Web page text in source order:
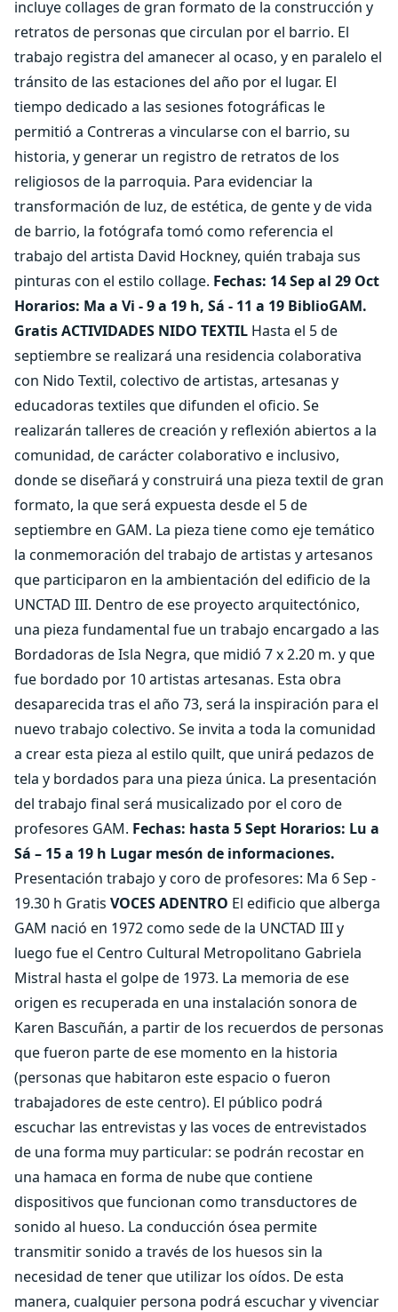
incluye collages de gran formato de la construcción y
retratos de personas que circulan por el barrio. El
trabajo registra del amanecer al ocaso, y en paralelo el
tránsito de las estaciones del año por el lugar. El
tiempo dedicado a las sesiones fotográficas le
permitió a Contreras a vincularse con el barrio, su
historia, y generar un registro de retratos de los
religiosos de la parroquia. Para evidenciar la
transformación de luz, de estética, de gente y de vida
de barrio, la fotógrafa tomó como referencia el
trabajo del artista David Hockney, quién trabaja sus
pinturas con el estilo collage. Fechas: 14 Sep al 29 Oct
Horarios: Ma a Vi - 9 a 19 h, Sá - 11 a 19 BiblioGAM.
GratisACTIVIDADES NIDO TEXTIL Hasta el 5 de
septiembre se realizará una residencia colaborativa
con Nido Textil, colectivo de artistas, artesanas y
educadoras textiles que difunden el oficio. Se
realizarán talleres de creación y reflexión abiertos a la
comunidad, de carácter colaborativo e inclusivo,
donde se diseñará y construirá una pieza textil de gran
formato, la que será expuesta desde el 5 de
septiembre en GAM. La pieza tiene como eje temático
la conmemoración del trabajo de artistas y artesanos
que participaron en la ambientación del edificio de la
UNCTAD III. Dentro de ese proyecto arquitectónico,
una pieza fundamental fue un trabajo encargado a las
Bordadoras de Isla Negra, que midió 7 x 2.20 m. y que
fue bordado por 10 artistas artesanas. Esta obra
desaparecida tras el año 73, será la inspiración para el
nuevo trabajo colectivo. Se invita a toda la comunidad
a crear esta pieza al estilo quilt, que unirá pedazos de
tela y bordados para una pieza única. La presentación
del trabajo final será musicalizado por el coro de
profesores GAM. Fechas: hasta 5 Sept Horarios: Lu a
Sá – 15 a 19 h Lugar mesón de informaciones.
Presentación trabajo y coro de profesores: Ma 6 Sep -
19.30 h Gratis VOCES ADENTRO El edificio que alberga
GAM nació en 1972 como sede de la UNCTAD III y
luego fue el Centro Cultural Metropolitano Gabriela
Mistral hasta el golpe de 1973. La memoria de ese
origen es recuperada en una instalación sonora de
Karen Bascuñán, a partir de los recuerdos de personas
que fueron parte de ese momento en la historia
(personas que habitaron este espacio o fueron
trabajadores de este centro). El público podrá
escuchar las entrevistas y las voces de entrevistados
de una forma muy particular: se podrán recostar en
una hamaca en forma de nube que contiene
dispositivos que funcionan como transductores de
sonido al hueso. La conducción ósea permite
transmitir sonido a través de los huesos sin la
necesidad de tener que utilizar los oídos. De esta
manera, cualquier persona podrá escuchar y vivenciar